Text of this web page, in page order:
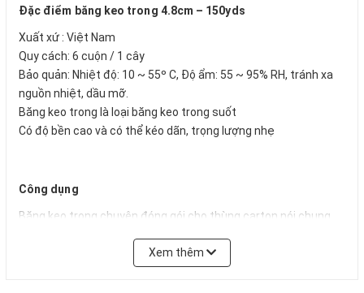
Đặc điểm băng keo trong 4.8cm – 150yds
Xuất xứ : Việt Nam
Quy cách: 6 cuộn / 1 cây
Bảo quản: Nhiệt độ: 10 ~ 55º C, Độ ẩm: 55 ~ 95% RH, tránh xa
nguồn nhiệt, dầu mỡ.
Băng keo trong là loại băng keo trong suốt
Có độ bền cao và có thể kéo dãn, trọng lượng nhẹ
Công dụng
Băng keo trong chuyên đóng gói cho thùng carton nói chung
Dùng phổ biến trong cho các văn phòng và trường học sử dụng
Xem thêm